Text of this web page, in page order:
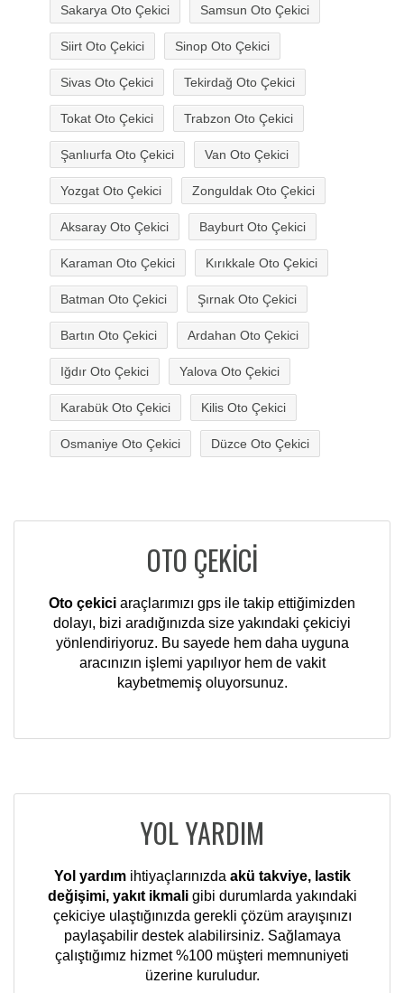
Sakarya Oto Çekici Samsun Oto Çekici
Siirt Oto Çekici Sinop Oto Çekici
Sivas Oto Çekici Tekirdağ Oto Çekici
Tokat Oto Çekici Trabzon Oto Çekici
Şanlıurfa Oto Çekici Van Oto Çekici
Yozgat Oto Çekici Zonguldak Oto Çekici
Aksaray Oto Çekici Bayburt Oto Çekici
Karaman Oto Çekici Kırıkkale Oto Çekici
Batman Oto Çekici Şırnak Oto Çekici
Bartın Oto Çekici Ardahan Oto Çekici
Iğdır Oto Çekici Yalova Oto Çekici
Karabük Oto Çekici Kilis Oto Çekici
Osmaniye Oto Çekici Düzce Oto Çekici
OTO ÇEKİCİ
Oto çekici araçlarımızı gps ile takip ettiğimizden
dolayı, bizi aradığınızda size yakındaki çekiciyi
yönlendiriyoruz. Bu sayede hem daha uyguna
aracınızın işlemi yapılıyor hem de vakit
kaybetmemiş oluyorsunuz.
YOL YARDIM
Yol yardımihtiyaçlarınızda akü takviye, lastik
değişimi, yakıt ikmaligibi durumlarda yakındaki
çekiciye ulaştığınızda gerekli çözüm arayışınızı
paylaşabilir destek alabilirsiniz. Sağlamaya
çalıştığımız hizmet %100 müşteri memnuniyeti
üzerine kuruludur.